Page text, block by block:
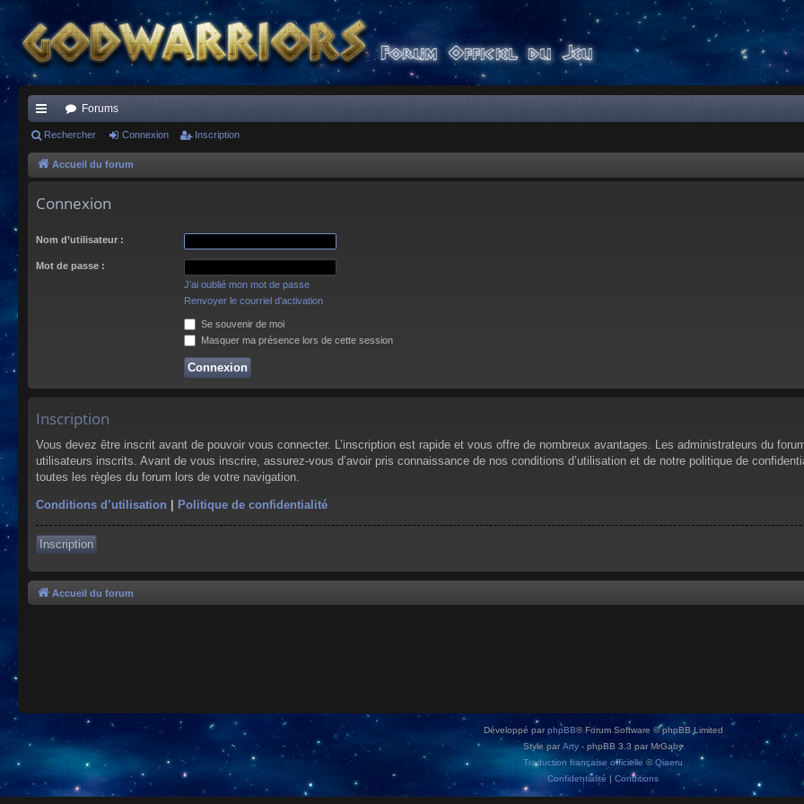
ac
co
s
Forums
Rechercher Connexion Inscription
Accueil du forum
Connexion
Nom d’utilisateur :
Mot de passe :
J’ai oublié mon mot de passe
Renvoyer le courriel d’activation
Se souvenir de moi
Masquer ma présence lors de cette session
Inscription
Vous devez être inscrit avant de pouvoir vous connecter. L’inscription est rapide et vous offre de nombreux avantages. Les administrateurs du
utilisateurs inscrits. Avant de vous inscrire, assurez-vous d’avoir pris connaissance de nos conditions d’utilisation et de notre politique de
toutes les règles du forum lors de votre navigation.
Conditions d’utilisation | Politique de confidentialité
Inscription
Accueil du forum
Développé parphpBB® Forum Software © phpBB Limited
Style par Arty - phpBB 3.3 par MrGaby
Traduction française officielle ©Qiaeru
Confidentialité | Conditions